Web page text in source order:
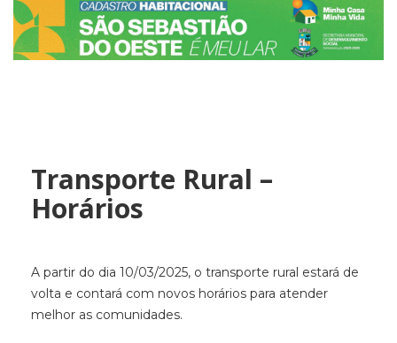
Transporte Rural –
Horários
A partir do dia 10/03/2025, o transporte rural estará de
volta e contará com novos horários para atender
melhor as comunidades.